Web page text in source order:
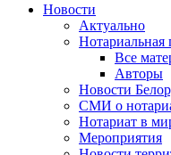
Новости
Актуально
Нотариальная
Все
Авторы
Новости
СМИ о
Нотариат в
Мероприятия